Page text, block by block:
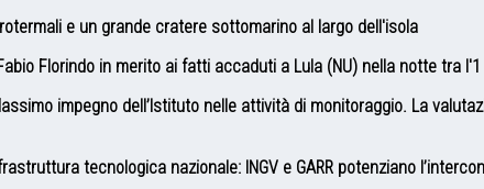
e un grande cratere sottomarino al largo dell'isola
Florindo in merito ai fatti accaduti a Lula (NU) nella notte tra
impegno dell’Istituto nelle attività di monitoraggio. La
tecnologica nazionale: INGV e GARR potenziano